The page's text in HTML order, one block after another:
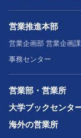
営業推進本部
営業企画部 営業企画課
事務センター
営業部・営業所
大学ブックセンタ
海外の営業所